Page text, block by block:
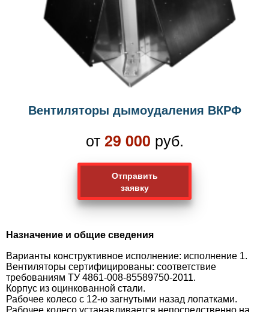
Вентиляторы дымоудаления ВКРФ
от29 000 руб.
Отправить
заявку
Назначение и общие сведения
Варианты конструктивное исполнение: исполнение 1.
Вентиляторы сертифицированы: соответствие
требованиям ТУ 4861-008-85589750-2011.
Корпус из оцинкованной стали.
Рабочее колесо с 12-ю загнутыми назад лопатками.